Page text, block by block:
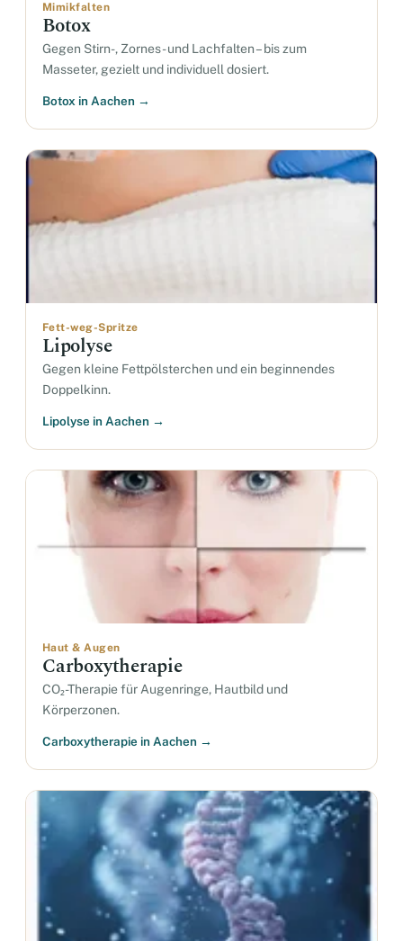
Mimikfalten
Botox
Gegen Stirn-, Zornes- und Lachfalten – bis zum
Masseter, gezielt und individuell dosiert.
Botox in Aachen →
Fett-weg-Spritze
Lipolyse
Gegen kleine Fettpölsterchen und ein beginnendes
Doppelkinn.
Lipolyse in Aachen →
Haut & Augen
Carboxytherapie
CO₂-Therapie für Augenringe, Hautbild und
Körperzonen.
Carboxytherapie in Aachen →